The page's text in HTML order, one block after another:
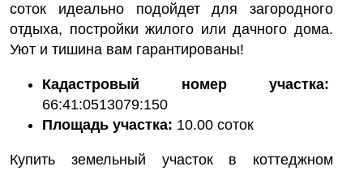
соток идеально подойдет для загородного
отдыха, постройки жилого или дачного дома.
Уют и тишина вам гарантированы!
Кадастровый номер участка:
66:41:0513079:150
Площадь участка: 10.00 соток
Купить земельный участок в коттеджном